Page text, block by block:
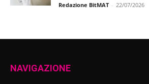
Redazione BitMAT - 22/07/2026
NAVIGAZIONE